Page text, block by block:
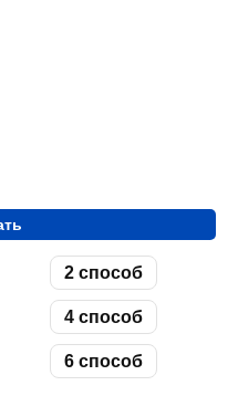
2 способ
4 способ
6 способ